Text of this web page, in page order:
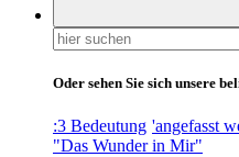
Suchen
nach:
Oder sehen Sie sich unsere
:3 Bedeutung 'angefasst
"Das Wunder in Mir"